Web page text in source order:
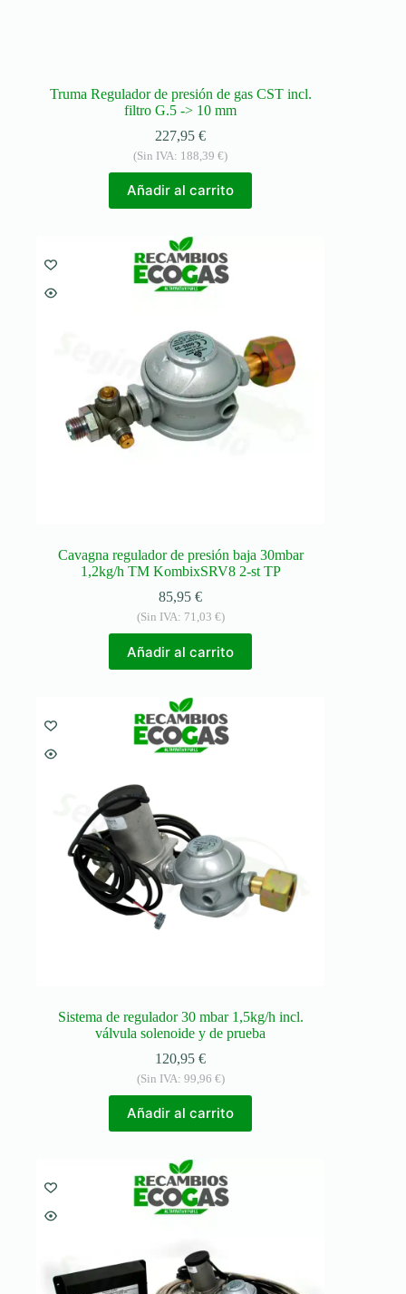
Truma Regulador de presión de gas CST incl.
filtro G.5 -> 10 mm
227,95€
(Sin IVA: 188,39€)
Añadir al carrito
Cavagna regulador de presión baja 30mbar
1,2kg/h TM KombixSRV8 2-st TP
85,95€
(Sin IVA: 71,03 €)
Añadir al carrito
Sistema de regulador 30 mbar 1,5kg/h incl.
válvula solenoide y de prueba
120,95€
(Sin IVA: 99,96 €)
Añadir al carrito